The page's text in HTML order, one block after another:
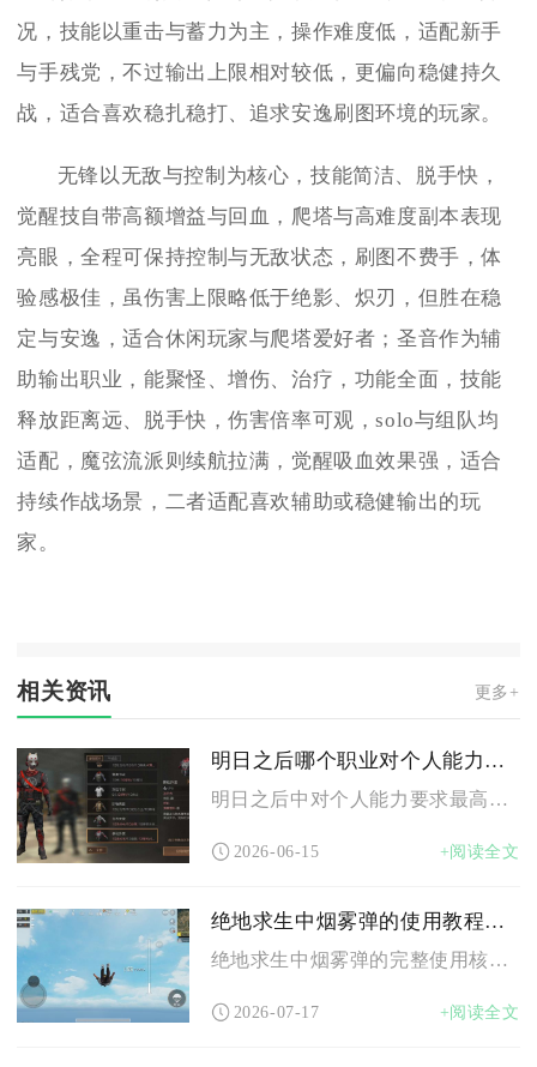
况，技能以重击与蓄力为主，操作难度低，适配新手
与手残党，不过输出上限相对较低，更偏向稳健持久
战，适合喜欢稳扎稳打、追求安逸刷图环境的玩家。
无锋以无敌与控制为核心，技能简洁、脱手快，
觉醒技自带高额增益与回血，爬塔与高难度副本表现
亮眼，全程可保持控制与无敌状态，刷图不费手，体
验感极佳，虽伤害上限略低于绝影、炽刃，但胜在稳
定与安逸，适合休闲玩家与爬塔爱好者；圣音作为辅
助输出职业，能聚怪、增伤、治疗，功能全面，技能
释放距离远、脱手快，伤害倍率可观，solo与组队均
适配，魔弦流派则续航拉满，觉醒吸血效果强，适合
持续作战场景，二者适配喜欢辅助或稳健输出的玩
家。
相关资讯 更多+
明日之后哪个职业对个人能力要求高
明日之后中对个人能力要求最高的职业是狙击手，其次是武士，两者...
2026-06-15 +阅读全文
绝地求生中烟雾弹的使用教程是什么
绝地求生中烟雾弹的完整使用核心逻辑是以烟雾制造单向视野差软掩...
2026-07-17 +阅读全文